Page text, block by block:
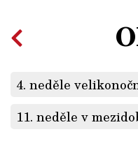
4. neděle
11. neděle v